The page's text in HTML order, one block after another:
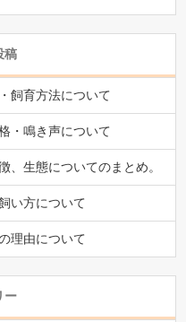
稿
飼育方法について
・鳴き声について
、生態についてのまとめ。
い方について
理由について
ー